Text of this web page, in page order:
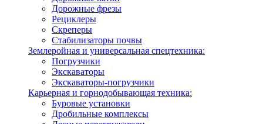
Дорожные фрезы
Рециклеры
Скреперы
Стабилизаторы почвы
Землеройная и универсальная спецтехника:
Погрузчики
Экскаваторы
Экскаваторы-погрузчики
Карьерная и горнодобывающая техника:
Буровые установки
Дробильные комплексы